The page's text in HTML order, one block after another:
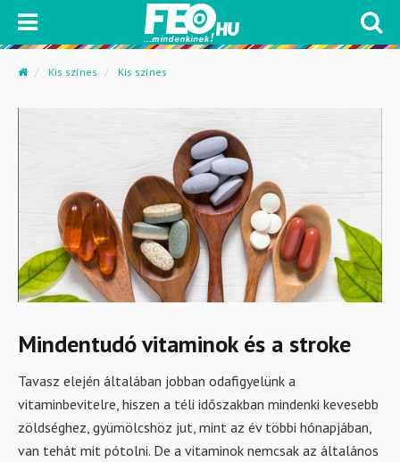
Kis színes Kis színes
Mindentudó vitaminok és a stroke
Tavasz elején általában jobban odafigyelünk a
vitaminbevitelre, hiszen a téli időszakban mindenki kevesebb
zöldséghez, gyümölcshöz jut, mint az év többi hónapjában,
van tehát mit pótolni. De a vitaminok nemcsak az általános